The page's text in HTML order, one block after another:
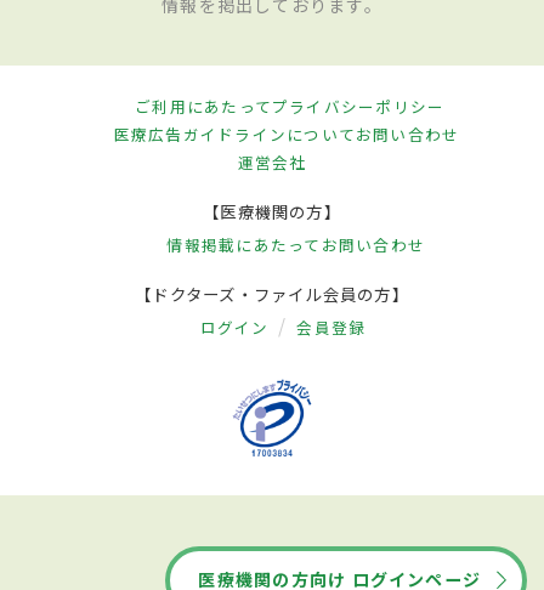
ご利用にあたってプライバシーポリシー
医療広告ガイドラインについてお問い合わせ
運営会社
【医療機関の方】
情報掲載にあたって お問い合わせ
【ドクターズ・ファイル会員の方】
ログイン 会員登録
医療機関の方向け ログインページ